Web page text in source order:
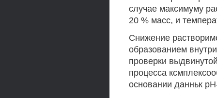
случае максимуму
20 % масс, и
Снижение
образованием
проверки
процесса
основании данньк